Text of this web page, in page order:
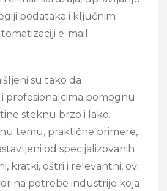
podataka i ključnim
e-mail
su tako da
profesionalcima pomognu
steknu brzo i lako.
temu, praktične primere,
od specijalizovanih
kratki, oštri i relevantni, ovi
na potrebe industrije koja